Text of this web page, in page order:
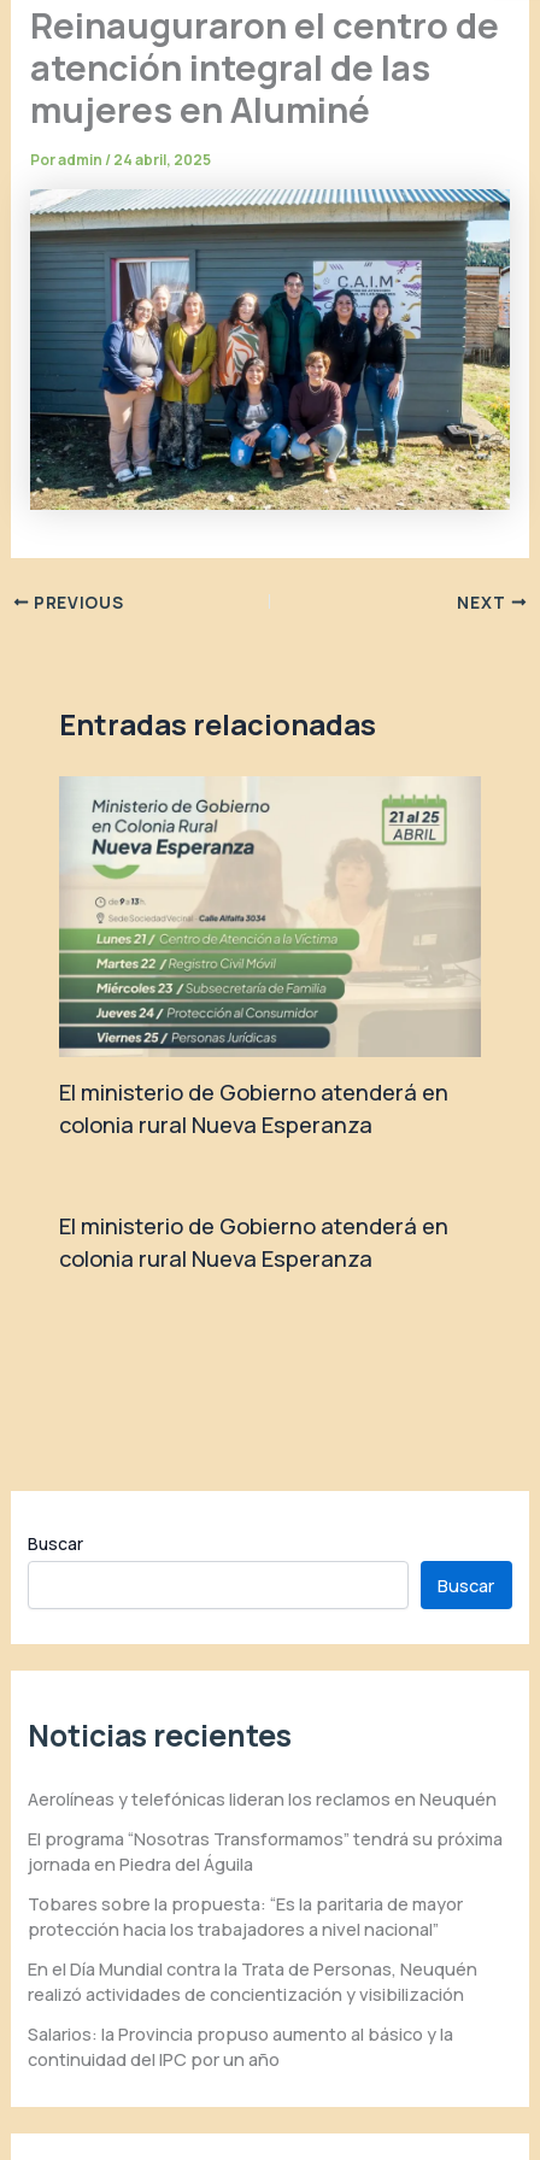
Reinauguraron el centro de
atención integral de las
mujeres en Aluminé
Poradmin/24 abril, 2025
PREVIOUS NEXT
Entradas relacionadas
El ministerio de Gobierno atenderá en
colonia rural Nueva Esperanza
El ministerio de Gobierno atenderá en
colonia rural Nueva Esperanza
Buscar
Buscar
Noticias recientes
Aerolíneas y telefónicas lideran los reclamos en Neuquén
El programa “Nosotras Transformamos” tendrá su próxima
jornada en Piedra del Águila
Tobares sobre la propuesta: “Es la paritaria de mayor
protección hacia los trabajadores a nivel nacional”
En el Día Mundial contra la Trata de Personas, Neuquén
realizó actividades de concientización y visibilización
Salarios: la Provincia propuso aumento al básico y la
continuidad del IPC por un año